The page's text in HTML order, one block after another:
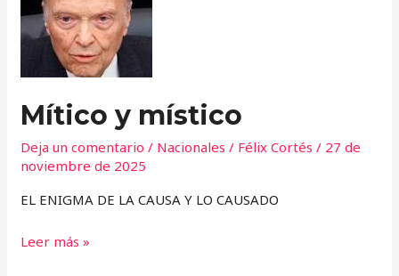
Mítico y místico
Deja un comentario / Nacionales / Félix Cortés/ 27 de
noviembre de 2025
EL ENIGMA DE LA CAUSA Y LO CAUSADO
Leer más »